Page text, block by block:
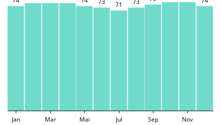
71
Jan Mar Mai Jul Sep Nov